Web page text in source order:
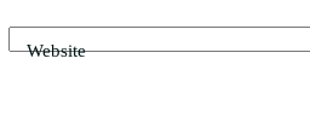
Website